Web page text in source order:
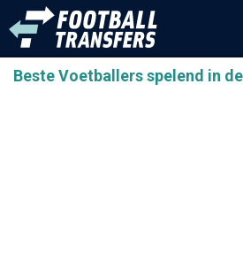
Beste Voetballers spelend in